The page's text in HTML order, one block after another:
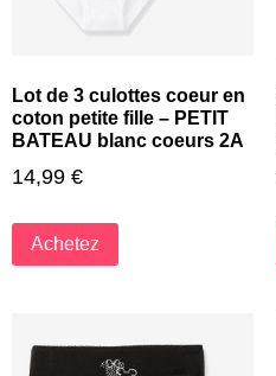
Lot de 3 culottes coeur en
coton petite fille – PETIT
BATEAU blanc coeurs 2A
14,99 €
Achetez